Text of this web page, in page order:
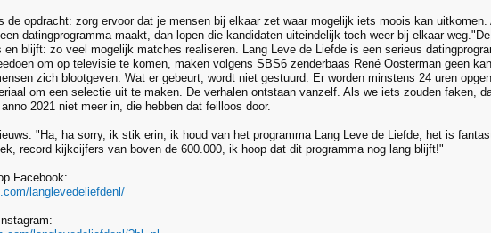
de opdracht: zorg ervoor dat je mensen bij elkaar zet waar mogelijk iets moois kan uitkomen.
datingprogramma maakt, dan lopen die kandidaten uiteindelijk toch weer bij elkaar
en blijft: zo veel mogelijk matches realiseren. Lang Leve de Liefde is een serieus
om op televisie te komen, maken volgens SBS6 zenderbaas René Oosterman geen
zich blootgeven. Wat er gebeurt, wordt niet gestuurd. Er worden minstens 24 uren
om een selectie uit te maken. De verhalen ontstaan vanzelf. Als we iets zouden faken,
2021 niet meer in, die hebben dat feilloos door.
"Ha, ha sorry, ik stik erin, ik houd van het programma Lang Leve de Liefde, het is
record kijkcijfers van boven de 600.000, ik hoop dat dit programma nog lang blijft!"
Facebook:
langlevedeliefdenl/